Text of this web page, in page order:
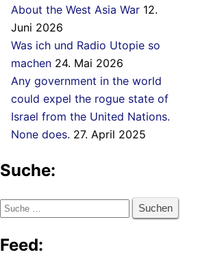
About the West Asia War 12.
Juni 2026
Was ich und Radio Utopie so
machen 24. Mai 2026
Any government in the world
could expel the rogue state of
Israel from the United Nations.
None does. 27. April 2025
Suche:
Suche
Feed: